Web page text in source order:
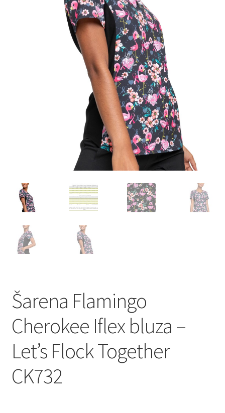
Šarena Flamingo
Cherokee Iflex bluza –
Let’s Flock Together
CK732